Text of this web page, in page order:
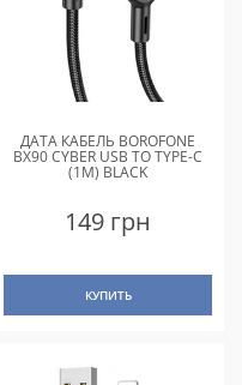
ДАТА КАБЕЛЬ BOROFONE
BX90 CYBER USB TO TYPE-C
(1M) BLACK
149 грн
КУПИТЬ